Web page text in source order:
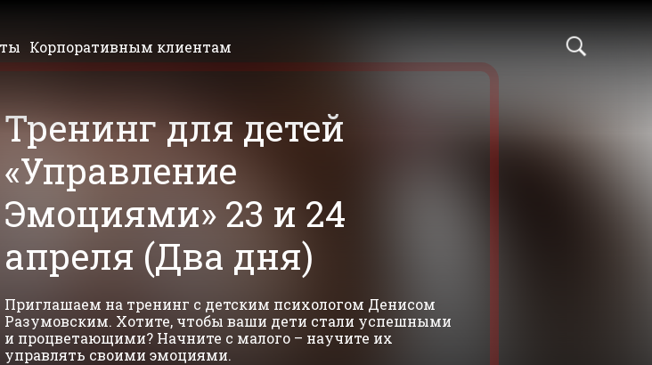
Корпоративным клиентам
Тренинг для детей
«Управление
Эмоциями» 23 и 24
апреля (Два дня)
Приглашаем на тренинг с детским психологом Денисом
Разумовским. Хотите, чтобы ваши дети стали успешными
и процветающими? Начните с малого – научите их
управлять своими эмоциями.